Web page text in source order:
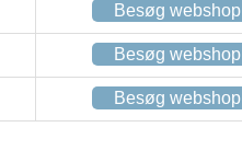
Besøg webshop
Besøg webshop
Besøg webshop